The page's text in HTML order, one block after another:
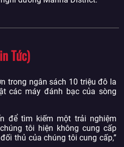
Tức)
trong ngân sách 10 triệu đô la
các máy đánh bạc của sòng
để tìm kiếm một trải nghiệm
tôi hiện không cung cấp
thủ của chúng tôi cung cấp,”